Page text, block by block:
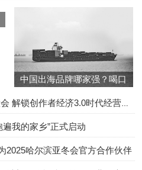
中国出海品牌哪家强？喝口
我的家乡”正式启动
2025哈尔滨亚冬会官方合作伙伴